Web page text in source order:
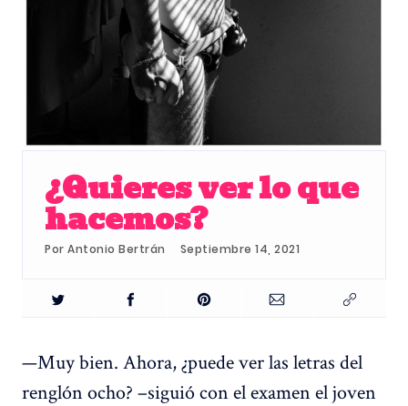
¿Quieres ver lo que
hacemos?
Por Antonio Bertrán Septiembre 14, 2021
—Muy bien. Ahora, ¿puede ver las letras del
renglón ocho? –siguió con el examen el joven